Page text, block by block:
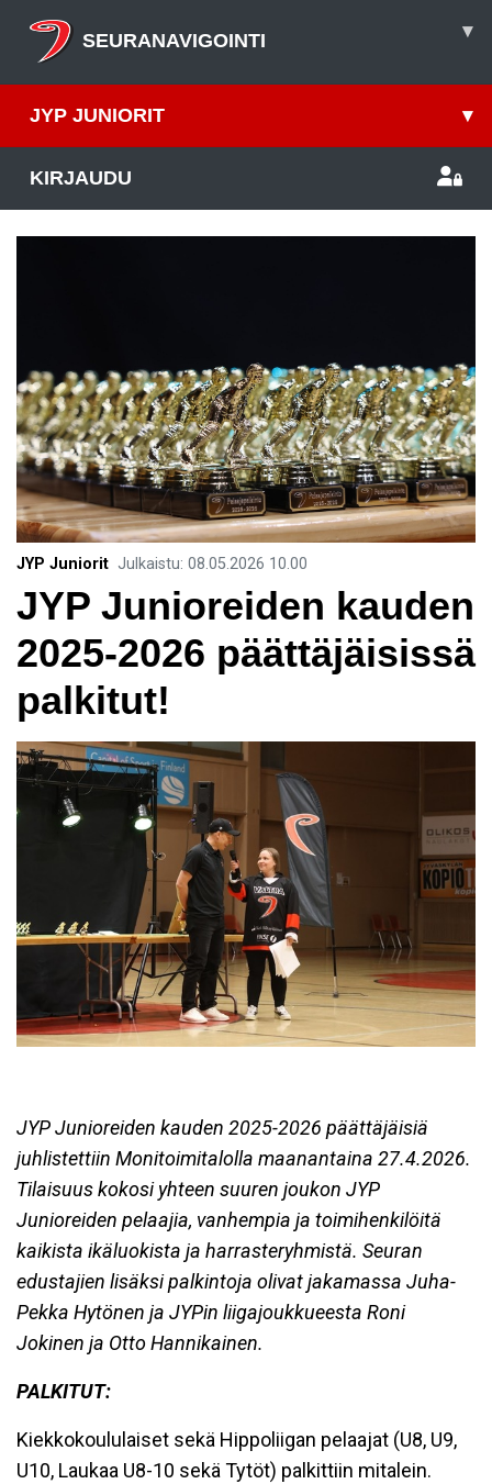
SEURANAVIGOINTI ▾
JYP JUNIORIT ▾
KIRJAUDU
JYP Juniorit Julkaistu: 08.05.2026 10.00
JYP Junioreiden kauden
2025-2026 päättäjäisissä
palkitut!
JYP Junioreiden kauden 2025-2026 päättäjäisiä
juhlistettiin Monitoimitalolla maanantaina 27.4.2026.
Tilaisuus kokosi yhteen suuren joukon JYP
Junioreiden pelaajia, vanhempia ja toimihenkilöitä
kaikista ikäluokista ja harrasteryhmistä. Seuran
edustajien lisäksi palkintoja olivat jakamassa Juha-
Pekka Hytönen ja JYPin liigajoukkueesta Roni
Jokinen ja Otto Hannikainen.
PALKITUT:
Kiekkokoululaiset sekä Hippoliigan pelaajat (U8, U9,
U10, Laukaa U8-10 sekä Tytöt) palkittiin mitalein.